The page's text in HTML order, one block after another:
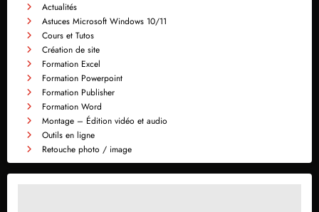
Actualités
Astuces Microsoft Windows 10/11
Cours et Tutos
Création de site
Formation Excel
Formation Powerpoint
Formation Publisher
Formation Word
Montage – Édition vidéo et audio
Outils en ligne
Retouche photo / image